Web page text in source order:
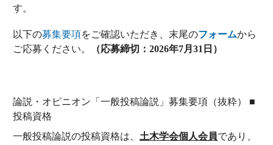
す。
以下の募集要項をご確認いただき、末尾のフォームから
ご応募ください。
（応募締切：2026年7月31日）
論説・オピニオン「一般投稿論説」募集要項（抜粋） ■
投稿資格
一般投稿論説の投稿資格は、 土木学会個人会員であり、